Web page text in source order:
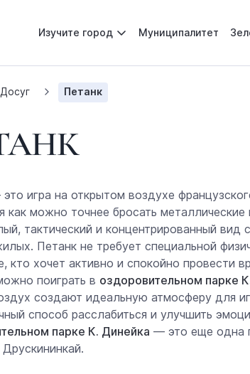
Изучите город Муниципалитет
Досуг Петанк
игра на открытом воздухе
как можно точнее бросать
тактический и концентрированный
Петанк не требует специальной
кто хочет активно и спокойно провести
поиграть в оздоровительном парке
создают идеальную атмосферу для
способ расслабиться и улучшить
парке К. Динейка — это еще одна